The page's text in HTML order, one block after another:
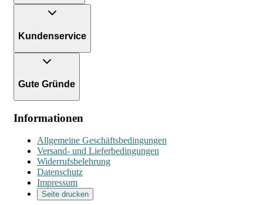
Kundenservice
Gute Gründe
Informationen
Allgemeine Geschäftsbedingungen
Versand- und Lieferbedingungen
Widerrufsbelehrung
Datenschutz
Impressum
Seite drucken